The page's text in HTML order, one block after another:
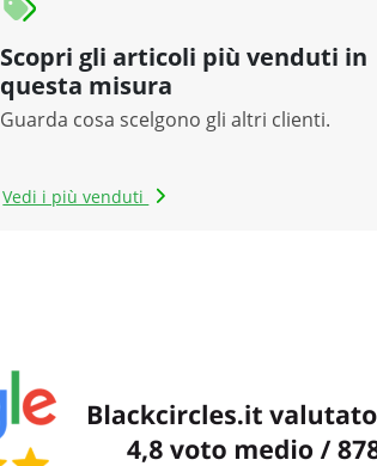
Scopri gli articoli più venduti in
questa misura
Guarda cosa scelgono gli altri clienti.
Vedi i più venduti